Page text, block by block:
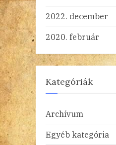
2022. december
2020. február
Kategóriák
Archívum
Egyéb kategória